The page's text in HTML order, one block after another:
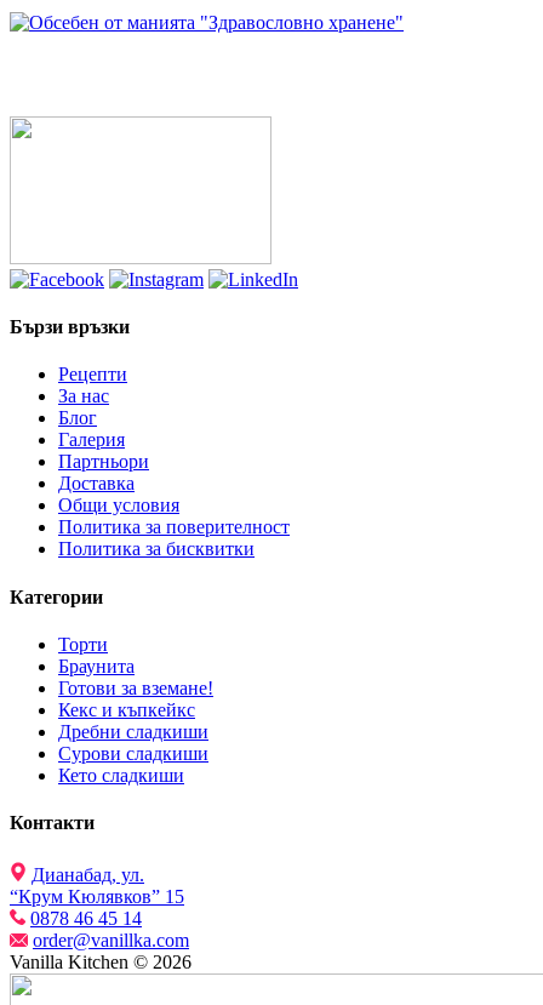
Бързи връзки
Рецепти
За нас
Блог
Галерия
Партньори
Доставка
Общи условия
Политика за поверителност
Политика за бисквитки
Категории
Торти
Браунита
Готови за вземане!
Кекс и къпкейкс
Дребни сладкиши
Сурови сладкиши
Кето сладкиши
Контакти
Дианабад, ул.
“Крум Кюлявков” 15
0878 46 45 14
order@vanillka.com
Vanilla Kitchen © 2026